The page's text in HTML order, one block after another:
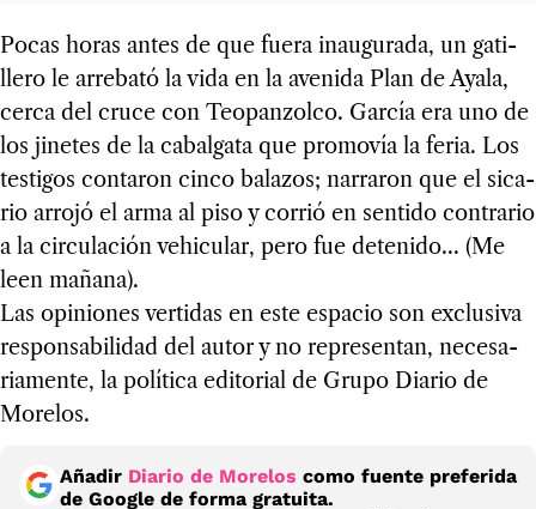
Pocas horas antes de que fuera inau­gu­rada, un gati­
llero le arre­bató la vida en la ave­nida Plan de Ayala,
cerca del cruce con Teo­pan­zolco. Gar­cía era uno de
los jine­tes de la cabal­gata que pro­mo­vía la feria. Los
tes­ti­gos con­ta­ron cinco bala­zos; narra­ron que el sica­
rio arrojó el arma al piso y corrió en sen­tido con­tra­rio
a la cir­cu­la­ción vehi­cu­lar, pero fue dete­nido... (Me
leen mañana).
Las opi­nio­nes ver­ti­das en este espa­cio son exclu­siva
res­pon­sa­bi­li­dad del autor y no repre­sen­tan, nece­sa­
ria­mente, la polí­tica edi­to­rial de Grupo Dia­rio de
More­los.
Añadir Diario de Morelos como fuente preferida
de Google de forma gratuita.